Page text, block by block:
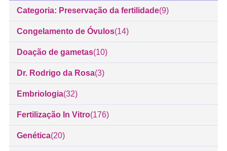
Categoria: Preservação da fertilidade(9)
Congelamento de Óvulos(14)
Doação de gametas(10)
Dr. Rodrigo da Rosa(3)
Embriologia(32)
Fertilização In Vitro(176)
Genética(20)